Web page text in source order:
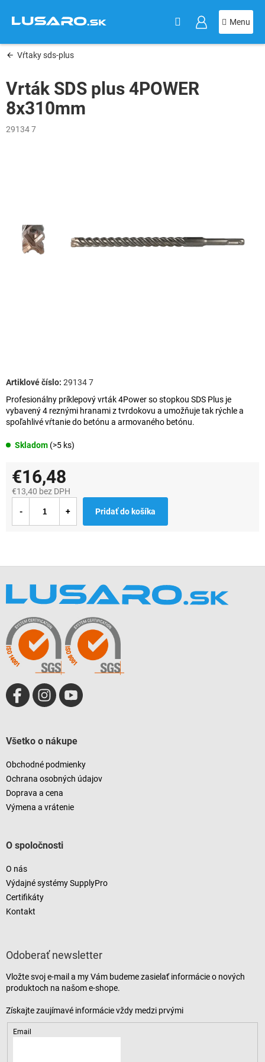
obsah
Vŕtaky sds-plus
Vrták SDS plus 4POWER
8x310mm
29134 7
Skladom (>5 ks)
Profesionálny príklepový vrták 4Power so stopkou SDS Plus je
vybavený 4 reznými hranami z tvrdokovu a umožňuje tak rýchle a
spoľahlivé vŕtanie do betónu a armovaného betónu.
29134 7
€16,48
€13,40 bez DPH
cena:
Pridať do košíka
Všetko o nákupe
Obchodné podmienky
Ochrana osobných údajov
Doprava a cena
Výmena a vrátenie
O spoločnosti
O nás
Výdajné systémy SupplyPro
Certifikáty
Kontakt
Odoberať newsletter
Vložte svoj e-mail a my Vám budeme zasielať informácie o nových
produktoch na našom e-shope.
Email